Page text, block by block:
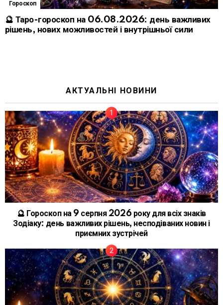
Гороскоп
🔮 Таро-гороскоп на 06.08.2026: день важливих
рішень, нових можливостей і внутрішньої сили
АКТУАЛЬНІ НОВИНИ
🔮 Гороскоп на 9 серпня 2026 року для всіх знаків
Зодіаку: день важливих рішень, несподіваних новин і
приємних зустрічей